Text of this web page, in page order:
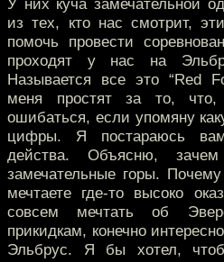
У них куча замечательной
из тех, кто нас смотрит,
помочь провести
проходят у нас на
Называется все это “Red
меня простят за то,
ошибаться, если упомяну
цифры. Я постараюсь
действа. Объясню,
замечательные горы.
мечтаете где-то высоко
совсем мечтать об
прикидкам, конечно
Эльбрус. Я бы хотел,